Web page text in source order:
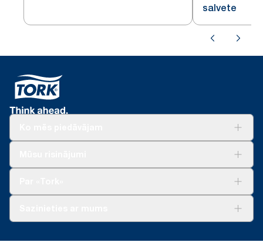
salvete
+371 29141799